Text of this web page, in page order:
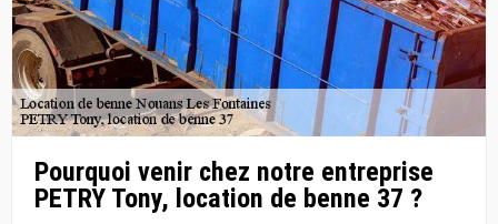
Pourquoi venir chez notre entreprise
PETRY Tony, location de benne 37 ?